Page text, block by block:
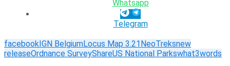
Whatsapp
Telegram
facebook IGN BelgiumLocus Map 3.21 NeoTreksnew
releaseOrdnance SurveyShareUS National Parkswhat3words